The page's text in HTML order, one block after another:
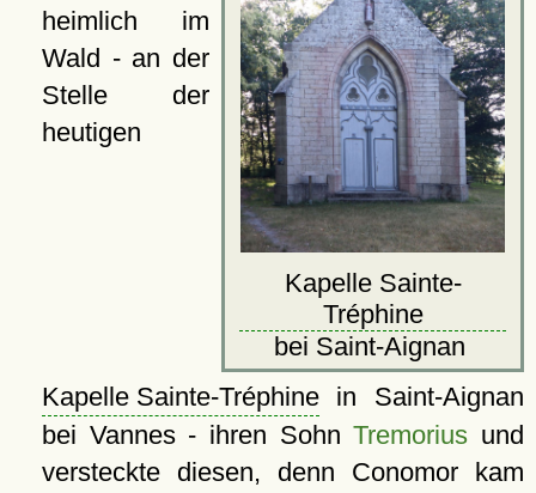
Kapelle Sainte-
Tréphine
bei Saint-Aignan
heimlich im
Wald - an der
Stelle der
heutigen
Kapelle Sainte-Tréphinein Saint-Aignan
bei Vannes - ihren SohnTremorius und
versteckte diesen, denn Conomor kam